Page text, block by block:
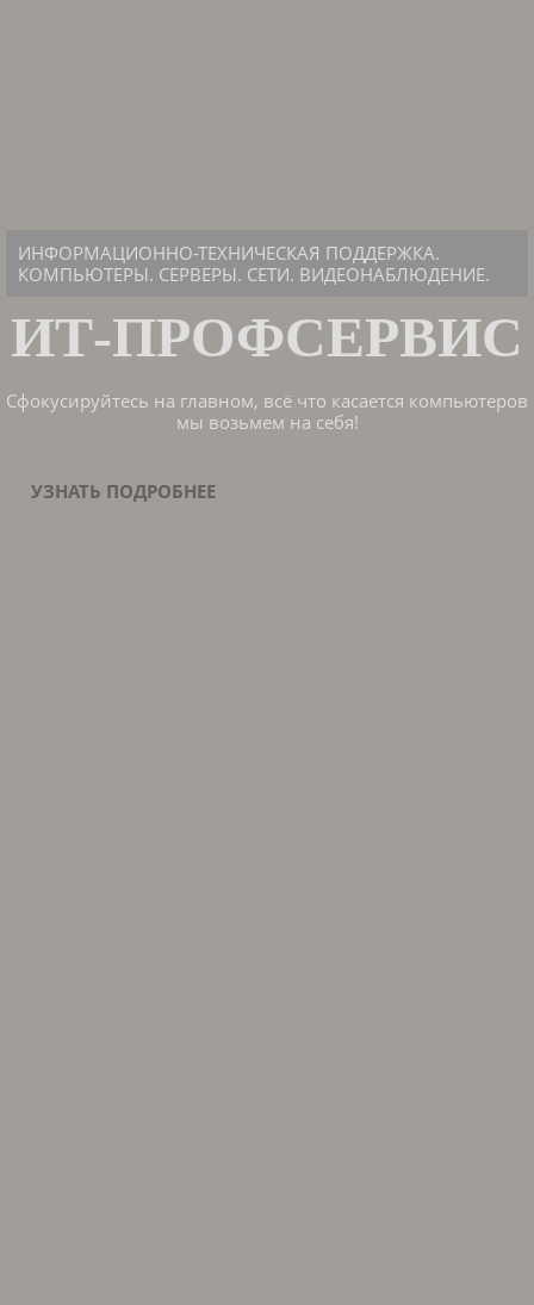
ИНФОРМАЦИОННО-ТЕХНИЧЕСКАЯ ПОДДЕРЖКА.
КОМПЬЮТЕРЫ. СЕРВЕРЫ. СЕТИ. ВИДЕОНАБЛЮДЕНИЕ.
ИТ-ПРОФСЕРВИС
Сфокусируйтесь на главном, всё что касается компьютеров
мы возьмем на себя!
УЗНАТЬ ПОДРОБНЕЕ